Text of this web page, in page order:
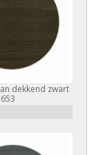
dekkend zwart